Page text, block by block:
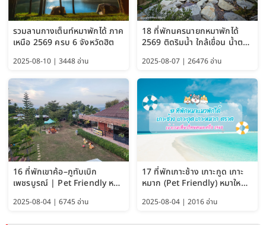
รวมลานกางเต็นท์หมาพักได้ ภาค
เหนือ 2569 ครบ 6 จังหวัดฮิต
2025-08-10 | 3448 อ่าน
18 ที่พักนครนายกหมาพักได้
2569 ติดริมน้ำ ใกล้เขื่อน น้ำตก
ได้
2025-08-07 | 26476 อ่าน
16 ที่พักเขาค้อ–ภูทับเบิก
เพชรบูรณ์ | Pet Friendly หมา
ใหญ่พักได้ อัพเดท 2569
2025-08-04 | 6745 อ่าน
17 ที่พักเกาะช้าง เกาะกูด เกาะ
หมาก (Pet Friendly) หมาใหญ่
พักได้ อัปเดต 2569
2025-08-04 | 2016 อ่าน